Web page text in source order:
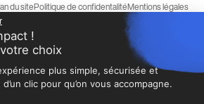
du sitePolitique de confidentalitéMentions légales
générales d’utilisation
!
choix
plus simple, sécurisée et
clic pour qu’on vous accompagne.